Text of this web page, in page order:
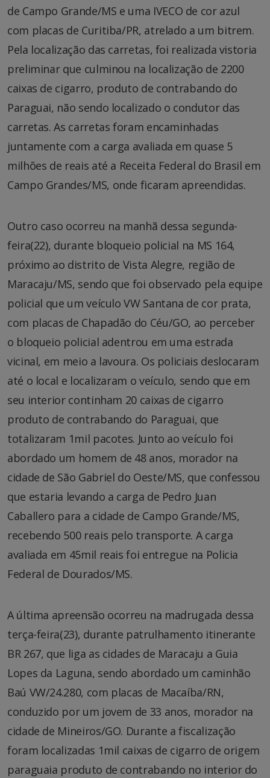
de Campo Grande/MS e uma IVECO de cor azul
com placas de Curitiba/PR, atrelado a um bitrem.
Pela localização das carretas, foi realizada vistoria
preliminar que culminou na localização de 2200
caixas de cigarro, produto de contrabando do
Paraguai, não sendo localizado o condutor das
carretas. As carretas foram encaminhadas
juntamente com a carga avaliada em quase 5
milhões de reais até a Receita Federal do Brasil em
Campo Grandes/MS, onde ficaram apreendidas.
Outro caso ocorreu na manhã dessa segunda-
feira(22), durante bloqueio policial na MS 164,
próximo ao distrito de Vista Alegre, região de
Maracaju/MS, sendo que foi observado pela equipe
policial que um veículo VW Santana de cor prata,
com placas de Chapadão do Céu/GO, ao perceber
o bloqueio policial adentrou em uma estrada
vicinal, em meio a lavoura. Os policiais deslocaram
até o local e localizaram o veículo, sendo que em
seu interior continham 20 caixas de cigarro
produto de contrabando do Paraguai, que
totalizaram 1mil pacotes. Junto ao veículo foi
abordado um homem de 48 anos, morador na
cidade de São Gabriel do Oeste/MS, que confessou
que estaria levando a carga de Pedro Juan
Caballero para a cidade de Campo Grande/MS,
recebendo 500 reais pelo transporte. A carga
avaliada em 45mil reais foi entregue na Policia
Federal de Dourados/MS.
A última apreensão ocorreu na madrugada dessa
terça-feira(23), durante patrulhamento itinerante
BR 267, que liga as cidades de Maracaju a Guia
Lopes da Laguna, sendo abordado um caminhão
Baú VW/24.280, com placas de Macaíba/RN,
conduzido por um jovem de 33 anos, morador na
cidade de Mineiros/GO. Durante a fiscalização
foram localizadas 1mil caixas de cigarro de origem
paraguaia produto de contrabando no interior do